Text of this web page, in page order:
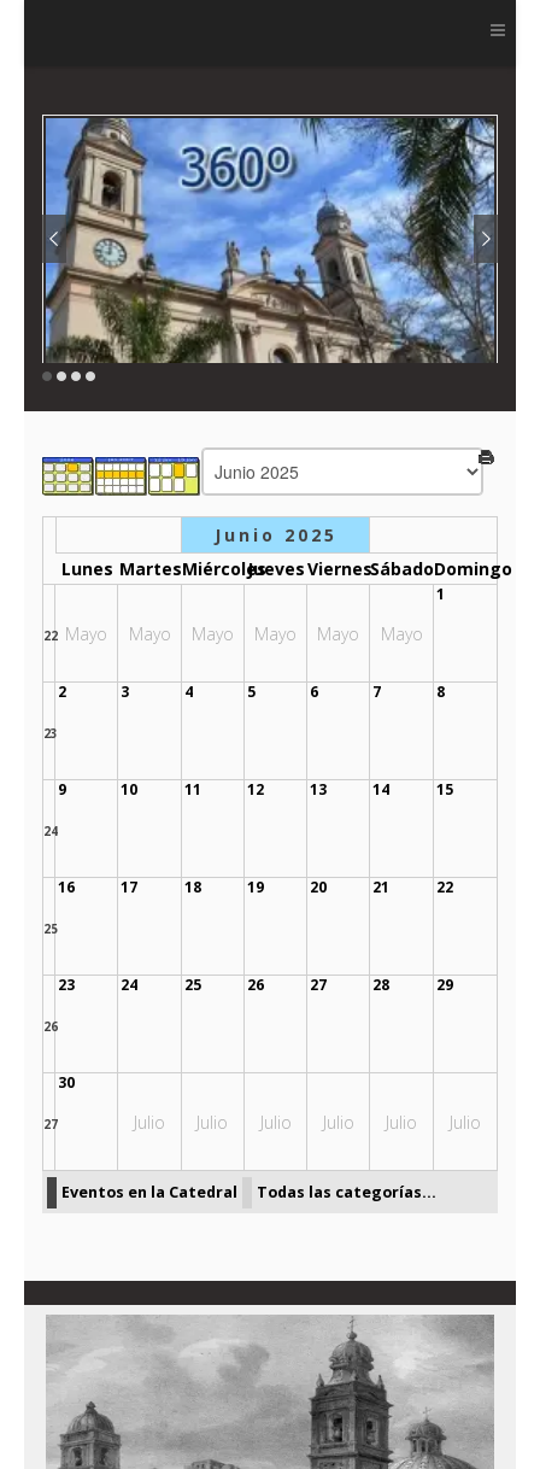
Ver más
Junio 2025
Lunes MartesMiércolesJuevesViernesSábadoDomingo
22 Mayo Mayo Mayo Mayo Mayo Mayo
1
23
2 3 4 5 6 7 8
24
9 10 11 12 13 14 15
25
16 17 18 19 20 21 22
26
23 24 25 26 27 28 29
27
30
Julio Julio Julio Julio Julio Julio
Eventos en la Catedral Todas las categorías...